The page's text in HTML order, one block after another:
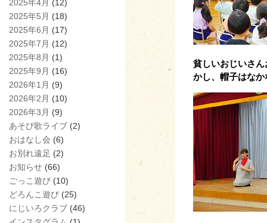
2025年4月 (12)
2025年5月 (18)
2025年6月 (17)
2025年7月 (12)
2025年8月 (1)
2025年9月 (16)
2026年1月 (9)
2026年2月 (10)
2026年3月 (9)
あそび歌ライブ (2)
おはなし会 (6)
お別れ遠足 (2)
お知らせ (66)
ごっこ遊び (10)
どろんこ遊び (25)
にじいろクラブ (46)
貧しいおじいさ
かし、帽子はな